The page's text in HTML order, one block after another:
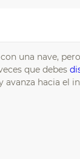
una nave,
que debes
avanza hacia el